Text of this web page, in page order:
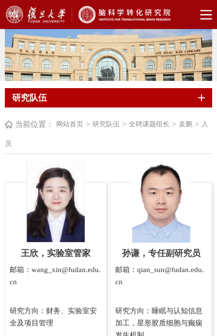
研究队伍
当前位置： 网站首页 > 研究队伍 > 全聘课题组长 > 袁鹏 > 人
员
王欣，实验室管家
邮箱：wang_xin@fudan.edu.
cn
研究方向：财务、实验室安
全及项目管理
孙谦，专任副研究员
邮箱：qian_sun@fudan.edu.
cn
研究方向：睡眠与认知信息
加工，星形胶质细胞与癫痫